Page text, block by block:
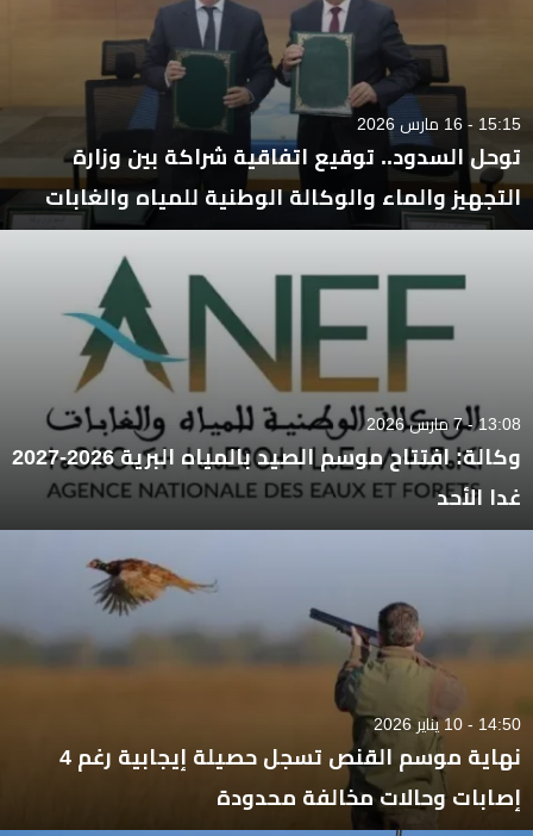
15:15 - 16 مارس 2026
توحل السدود.. توقيع اتفاقية شراكة بين وزارة
التجهيز والماء والوكالة الوطنية للمياه والغابات
13:08 - 7 مارس 2026
وكالة: افتتاح موسم الصيد بالمياه البرية 2026-2027
غدا الأحد
14:50 - 10 يناير 2026
نهاية موسم القنص تسجل حصيلة إيجابية رغم 4
إصابات وحالات مخالفة محدودة